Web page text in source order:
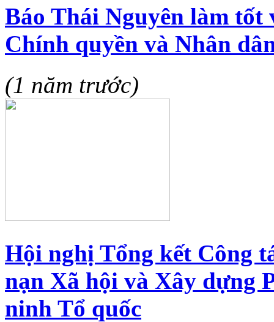
Báo Thái Nguyên làm
Chính quyền và Nhân
(1 năm trước)
Hội nghị Tổng kết Công
nạn Xã hội và Xây dựng
ninh Tổ quốc